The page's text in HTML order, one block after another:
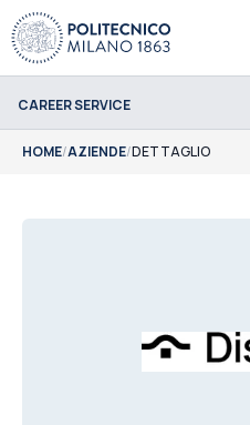
CAREER SERVICE
HOME/AZIENDE/DETTAGLIO